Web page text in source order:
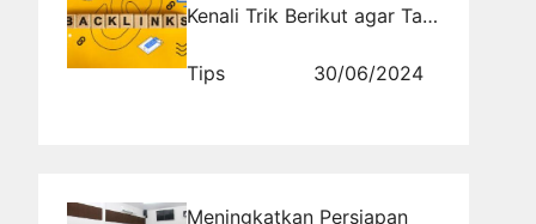
Kenali Trik Berikut agar Tak
Tips
30/06/2024
Meningkatkan Persiapan